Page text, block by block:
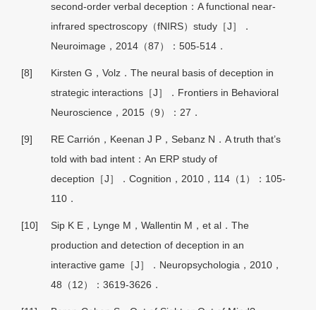
second-order verbal deception：A functional near-
infrared spectroscopy（fNIRS）study［J］．
Neuroimage，2014（87）：505-514．
[8]
Kirsten G，Volz．The neural basis of deception in
strategic interactions［J］．Frontiers in Behavioral
Neuroscience，2015（9）：27．
[9]
RE Carrión，Keenan J P，Sebanz N．A truth that’s
told with bad intent：An ERP study of
deception［J］．Cognition，2010，114（1）：105-
110．
[10]
Sip K E，Lynge M，Wallentin M，et al．The
production and detection of deception in an
interactive game［J］．Neuropsychologia，2010，
48（12）：3619-3626．